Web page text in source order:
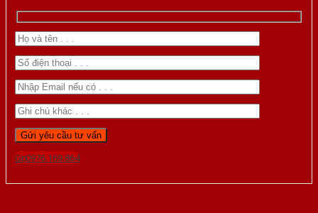
Gọi 0976.169.864